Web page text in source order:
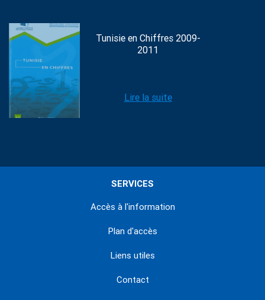
Tunisie en Chiffres 2009-
2011
Lire la suite
SERVICES
Accès à l'information
Plan d'accès
Liens utiles
Contact